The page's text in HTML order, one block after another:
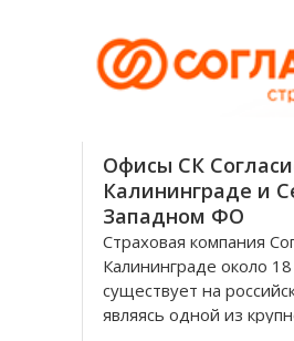
страховую группу
Офисы СК
Калининграде и
Западном ФО
Страховая компания
Калининграде около
существует на
являясь одной из